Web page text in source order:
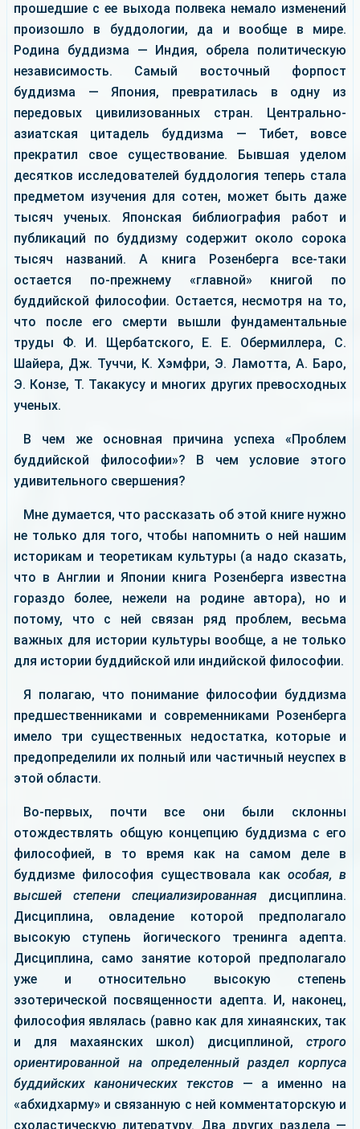
прошедшие с ее выхода полвека немало изменений
произошло в буддологии, да и вообще в мире.
Родина буддизма — Индия, обрела политическую
независимость. Самый восточный форпост
буддизма — Япония, превратилась в одну из
передовых цивилизованных стран. Центрально-
азиатская цитадель буддизма — Тибет, вовсе
прекратил свое существование. Бывшая уделом
десятков исследователей буддология теперь стала
предметом изучения для сотен, может быть даже
тысяч ученых. Японская библиография работ и
публикаций по буддизму содержит около сорока
тысяч названий. А книга Розенберга все-таки
остается по-прежнему «главной» книгой по
буддийской философии. Остается, несмотря на то,
что после его смерти вышли фундаментальные
труды Ф. И. Щербатского, Е. Е. Обермиллера, С.
Шайера, Дж. Туччи, К. Хэмфри, Э. Ламотта, А. Баро,
Э. Конзе, Т. Такакусу и многих других превосходных
ученых.
В чем же основная причина успеха «Проблем
буддийской философии»? В чем условие этого
удивительного свершения?
Мне думается, что рассказать об этой книге нужно
не только для того, чтобы напомнить о ней нашим
историкам и теоретикам культуры (а надо сказать,
что в Англии и Японии книга Розенберга известна
гораздо более, нежели на родине автора), но и
потому, что с ней связан ряд проблем, весьма
важных для истории культуры вообще, а не только
для истории буддийской или индийской философии.
Я полагаю, что понимание философии буддизма
предшественниками и современниками Розенберга
имело три существенных недостатка, которые и
предопределили их полный или частичный неуспех в
этой области.
Во-первых, почти все они были склонны
отождествлять общую концепцию буддизма с его
философией, в то время как на самом деле в
буддизме философия существовала как особая, в
высшей степени специализированная дисциплина.
Дисциплина, овладение которой предполагало
высокую ступень йогического тренинга адепта.
Дисциплина, само занятие которой предполагало
уже и относительно высокую степень
эзотерической посвященности адепта. И, наконец,
философия являлась (равно как для хинаянских, так
и для махаянских школ) дисциплиной, строго
ориентированной на определенный раздел корпуса
буддийских канонических текстов — а именно на
«абхидхарму» и связанную с ней комментаторскую и
схоластическую литературу. Два других раздела —